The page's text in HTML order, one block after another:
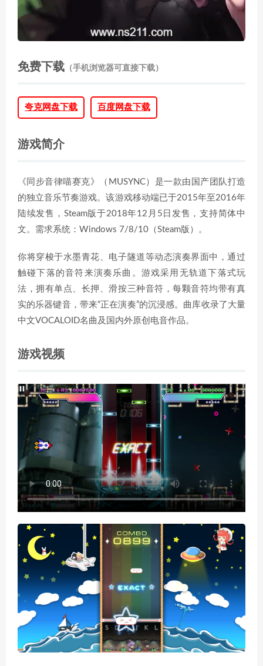
免费下载 （手机浏览器可直接下载）
夸克网盘下载 百度网盘下载
游戏简介
《同步音律喵赛克》（MUSYNC）是一款由国产团队打造
的独立音乐节奏游戏。该游戏移动端已于2015年至2016年
陆续发售，Steam版于2018年12月5日发售，支持简体中
文。需求系统：Windows 7/8/10（Steam版）。
你将穿梭于水墨青花、电子隧道等动态演奏界面中，通过
触碰下落的音符来演奏乐曲。游戏采用无轨道下落式玩
法，拥有单点、长押、滑按三种音符，每颗音符均带有真
实的乐器键音，带来“正在演奏”的沉浸感。曲库收录了大量
中文VOCALOID名曲及国内外原创电音作品。
游戏视频